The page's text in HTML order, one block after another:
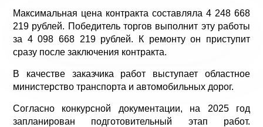
Максимальная цена контракта составляла 4 248 668
219 рублей. Победитель торгов выполнит эту работы
за 4 098 668 219 рублей. К ремонту он приступит
сразу после заключения контракта.
В качестве заказчика работ выступает областное
министерство транспорта и автомобильных дорог.
Согласно конкурсной документации, на 2025 год
запланирован подготовительный этап работ.